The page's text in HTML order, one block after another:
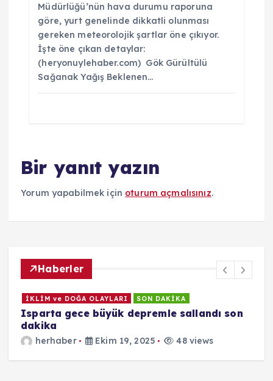
Müdürlüğü’nün hava durumu raporuna
göre, yurt genelinde dikkatli olunması
gereken meteorolojik şartlar öne çıkıyor.
İşte öne çıkan detaylar:
(heryonuylehaber.com) ️ Gök Gürültülü
Sağanak Yağış Beklenen…
Bir yanıt yazın
Yorum yapabilmek için oturum açmalısınız.
Haberler
İKLİM ve DOĞA OLAYLARI SON DAKİKA
Isparta gece büyük depremle sallandı son
dakika
herhaber Ekim 19, 2025 48 views